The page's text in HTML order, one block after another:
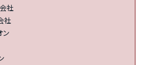
社
社
ン